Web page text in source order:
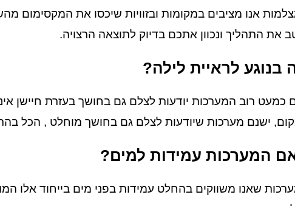
אנו מציבים במקומות ובזוויות שיכסו את המקסימום
את התהליך ונכוון אתכם בדיוק לתוצאה הרצויה.
בנוגע לראיית לילה?
כמעט רוב המערכות יודעות לצלם גם בחושך בעזרת חיישן
ישנם מערכות שיודעות לצלם גם בחושך מוחלט , הכל
המערכות עמידות למים?
שאנו משווקים בהחלט עמידות בפני מים בייחוד אלו